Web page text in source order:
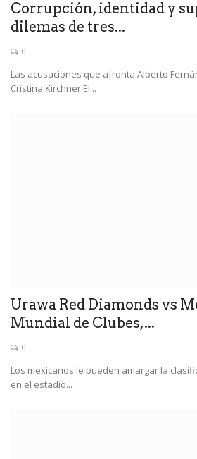
Corrupción, identidad y
dilemas de tres...
0
Las acusaciones que afronta Alberto
Cristina Kirchner.El...
Urawa Red Diamonds vs
Mundial de Clubes,...
0
Los mexicanos le pueden amargar la
en el estadio...